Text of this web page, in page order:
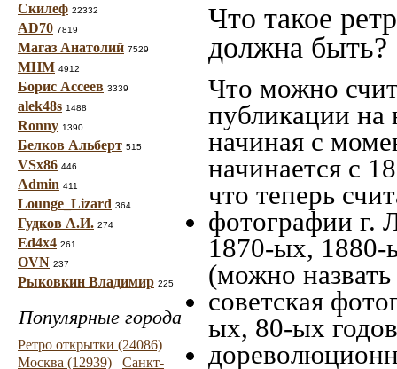
Скилеф 22332
AD70 7819
Магаз Анатолий 7529
МНМ 4912
Борис Ассеев 3339
alek48s 1488
Ronny 1390
Белков Альберт 515
VSx86 446
Admin 411
Lounge_Lizard 364
Гудков А.И. 274
Ed4x4 261
OVN 237
Рыковкин Владимир 225
Популярные города
Ретро открытки (24086)
Москва (12939)
Санкт-
Что такое
должна быть?
Что можно
публикации
начиная c
начинается с
что теперь
фотографии г.
1870-ых, 1880-
(можно
советская
ых, 80-ых